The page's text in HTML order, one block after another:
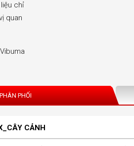
chỉ
quan
PHỐI
CẢNH